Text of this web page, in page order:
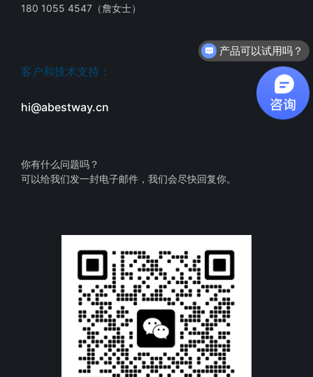
180 1055 4547（詹女士）
客户和技术支持：
hi@abestway.cn
你有什么问题吗？
可以给我们发一封电子邮件，我们会尽快回复你。
产品可以试用吗？